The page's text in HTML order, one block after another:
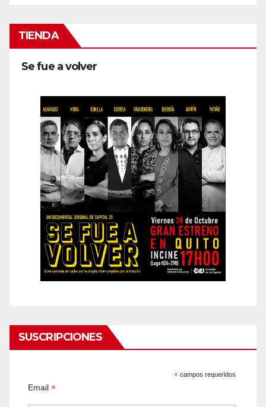
TIENDA
Se fue a volver
SUSCRIPCIONES
* campos requeridos
Email*